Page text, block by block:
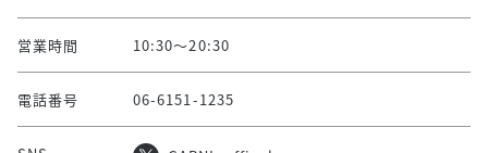
営業時間 10:30～20:30
電話番号 06-6151-1235